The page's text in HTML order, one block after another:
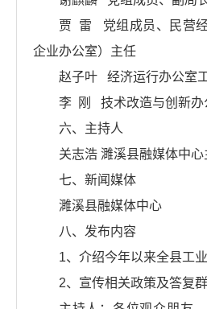
贾 雷 党组成员、民营
企业办公室）主任
赵子叶 经济运行办公室
李 刚 技术改造与创新办
六、主持人
关志浩 濉溪县融媒体中心
七、新闻媒体
濉溪县融媒体中心
八、发布内容
1、介绍今年以来全县工
2、宣传相关政策及答复